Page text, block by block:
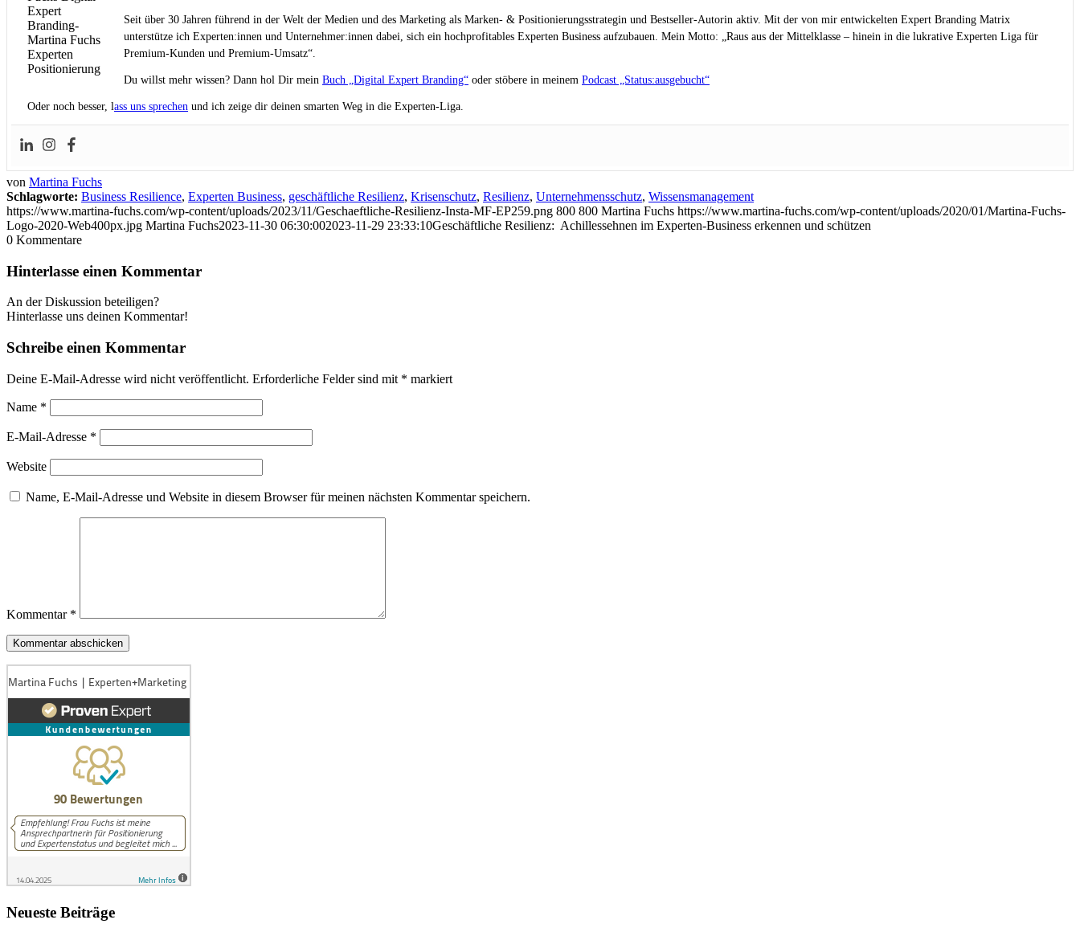
Seit über 30 Jahren führend in der Welt der Medien und des Marketing als Marken- & Positionierungsstrategin und Bestseller-Autorin aktiv. Mit der von mir entwickelten Expert Branding Matrix
unterstütze ich Experten:innen und Unternehmer:innen dabei, sich ein hochprofitables Experten Business aufzubauen. Mein Motto: „Raus aus der Mittelklasse – hinein in die lukrative Experten Liga für
Premium-Kunden und Premium-Umsatz“.
Du willst mehr wissen? Dann hol Dir mein Buch „Digital Expert Branding“ oder stöbere in meinem Podcast „Status:ausgebucht“
Oder noch besser, lass uns sprechen und ich zeige dir deinen smarten Weg in die Experten-Liga.
von Martina Fuchs
Schlagworte: Business Resilience, Experten Business, geschäftliche Resilienz, Krisenschutz, Resilienz, Unternehmensschutz, Wissensmanagement
https://www.martina-fuchs.com/wp-content/uploads/2023/11/Geschaeftliche-Resilienz-Insta-MF-EP259.png 800 800 Martina Fuchs https://www.martina-fuchs.com/wp-content/uploads/2020/01/Martina-Fuchs-
Logo-2020-Web400px.jpg Martina Fuchs2023-11-30 06:30:002023-11-29 23:33:10Geschäftliche Resilienz: Achillessehnen im Experten-Business erkennen und schützen
0 Kommentare
Hinterlasse einen Kommentar
An der Diskussion beteiligen?
Hinterlasse uns deinen Kommentar!
Schreibe einen Kommentar
Deine E-Mail-Adresse wird nicht veröffentlicht. Erforderliche Felder sind mit * markiert
Name *
E-Mail-Adresse *
Website
Name, E-Mail-Adresse und Website in diesem Browser für meinen nächsten Kommentar speichern.
Kommentar *
Neueste Beiträge